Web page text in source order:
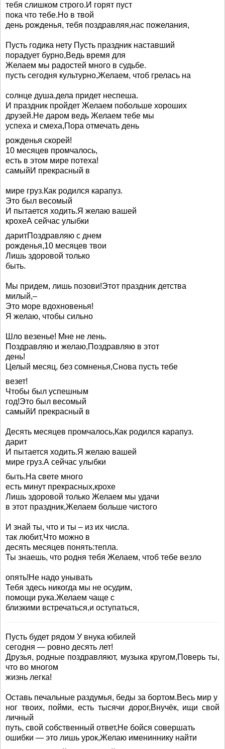
тебя слишком строго.И горят пуст
пока что тебе.Но в твой
день рожденья, тебя поздравляя,нас пожелания,
Пусть годика нету Пусть праздник наставший
порадует бурно,Ведь время для
Желаем мы радостей много в судьбе.
пусть сегодня культурно,Желаем, чтоб грелась на
солнце душа.дела придет неспеша.
И праздник пройдет Желаем побольше хороших
друзей.Не даром ведь Желаем тебе мы
успеха и смеха,Пора отмечать день
рожденья скорей!
10 месяцев промчалось,
есть в этом мире потеха!
самыйИ прекрасный в
мире груз.Как родился карапуз.
Это был весомый
И пытается ходить.Я желаю вашей
крохеА сейчас улыбки
даритПоздравляю с днем
рожденья,10 месяцев твои
Лишь здоровой только
быть.
Мы придем, лишь позови!Этот праздник детства
милый,–
Это море вдохновенья!
Я желаю, чтобы сильно
Шло везенье! Мне не лень.
Поздравляю и желаю,Поздравляю в этот
день!
Целый месяц, без сомненья,Снова пусть тебе
везет!
Чтобы был успешным
год!Это был весомый
самыйИ прекрасный в
Десять месяцев промчалось,Как родился карапуз.
дарит
И пытается ходить.Я желаю вашей
мире груз.А сейчас улыбки
быть.На свете много
есть минут прекрасных,крохе
Лишь здоровой только Желаем мы удачи
в этот праздник,Желаем больше чистого
И знай ты, что и ты – из их числа.
так любит,Что можно в
десять месяцев понять:тепла.
Ты знаешь, что родня тебя Желаем, чтоб тебе везло
опять!Не надо унывать
Тебя здесь никогда мы не осудим,
помощи рука.Желаем чаще с
близкими встречаться,и оступаться,
Пусть будет рядом У внука юбилей
сегодня — ровно десять лет!
Друзья, родные поздравляют, музыка кругом,Поверь ты,
что во многом
жизнь легка!
Оставь печальные раздумья, беды за бортом.Весь мир у
ног твоих, пойми, есть тысячи дорог,Внучёк, ищи свой
личный
путь, свой собственный ответ,Не бойся совершать
ошибки — это лишь урок,Желаю имениннику найти